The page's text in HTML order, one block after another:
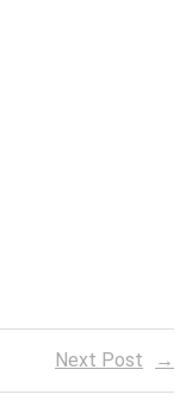
Next Post